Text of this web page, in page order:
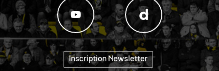
Inscription Newsletter "